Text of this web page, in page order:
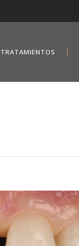
TRATAMIENTOS